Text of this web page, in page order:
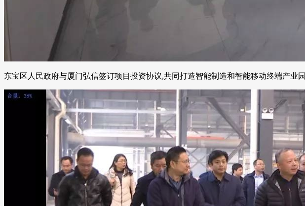
东宝区人民政府与厦门弘信签订项目投资协议,共同打造智能制造和智能移动终端产业园